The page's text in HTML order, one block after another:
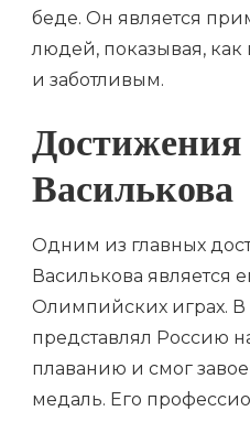
беде. Он является
людей, показывая,
и заботливым.
Василькова
Одним из главных
Василькова является
Олимпийских играх. В
представлял Россию
плаванию и смог
медаль. Его